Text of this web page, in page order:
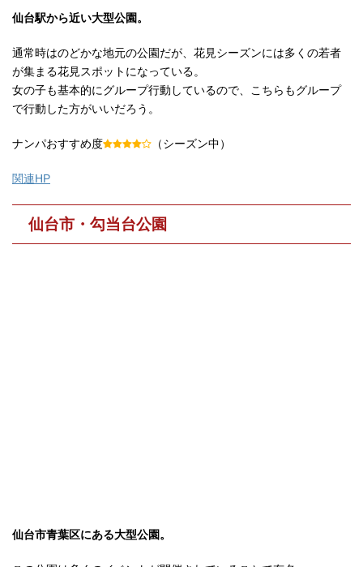
仙台駅から近い大型公園。
通常時はのどかな地元の公園だが、花見シーズンには多くの若者
が集まる花見スポットになっている。
女の子も基本的にグループ行動しているので、こちらもグループ
で行動した方がいいだろう。
ナンパおすすめ度 （シーズン中）
関連HP
仙台市・勾当台公園
仙台市青葉区にある大型公園。